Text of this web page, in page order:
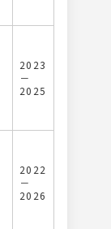
2023
－
2025
2022
－
2026